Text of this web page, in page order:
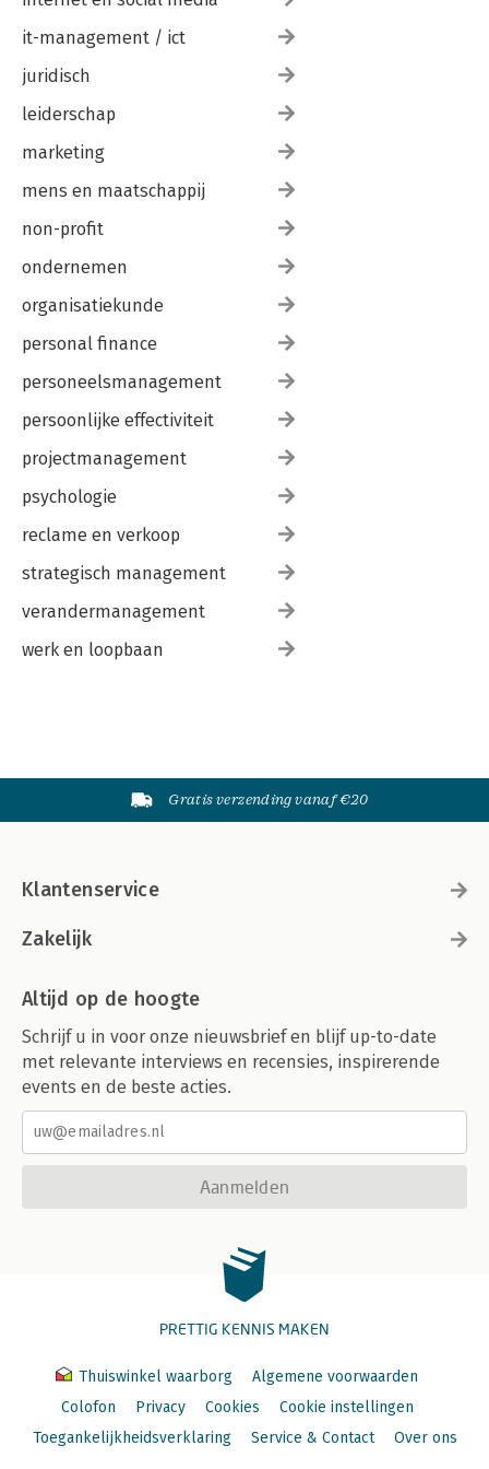
Het relativiteitsprincipe
Uitdeuken
De Zwitserlandtactiek
Het tijdseffect
HOOFDSTUK 7: DE AFRONDING
Bloed, zweet en tranen
De valkuil van het valse dilemma
Gainframing
Het overmoedigheidseffect
Het contrastprincipe
Gebruikte literatuur
it-management / ict
juridisch
leiderschap
marketing
mens en maatschappij
non-profit
ondernemen
organisatiekunde
personal finance
personeelsmanagement
persoonlijke effectiviteit
projectmanagement
psychologie
reclame en verkoop
strategisch management
verandermanagement
werk en loopbaan
Gratis verzending vanaf €20
Klantenservice
Zakelijk
Altijd op de hoogte
Schrijf u in voor onze nieuwsbrief en blijf up-to-date
met relevante interviews en recensies, inspirerende
events en de beste acties.
Aanmelden
PRETTIG KENNIS MAKEN
Thuiswinkel waarborg
Algemene voorwaarden
Colofon
Privacy Cookies
Cookie instellingen
Toegankelijkheidsverklaring
Service & Contact Over ons